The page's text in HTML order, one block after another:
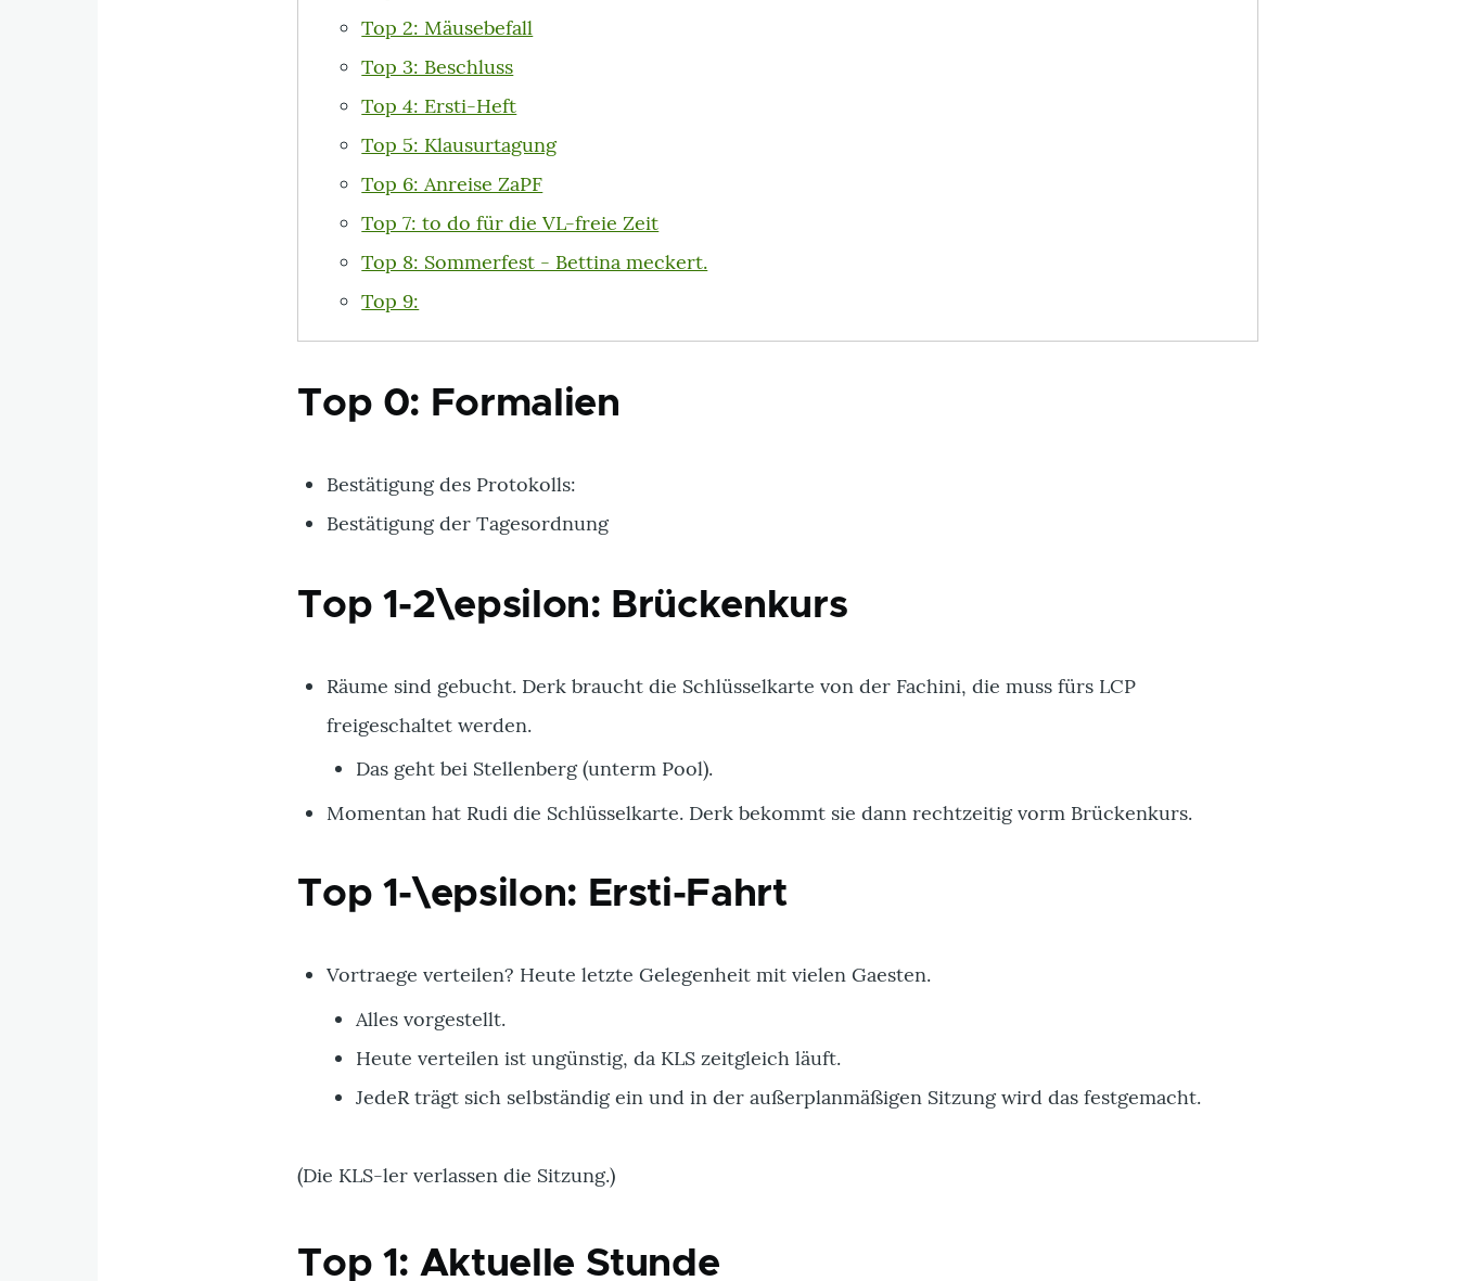
Top 2: Mäusebefall
Top 3: Beschluss
Top 4: Ersti-Heft
Top 5: Klausurtagung
Top 6: Anreise ZaPF
Top 7: to do für die VL-freie Zeit
Top 8: Sommerfest - Bettina meckert.
Top 9:
Top 0: Formalien
Bestätigung des Protokolls:
Bestätigung der Tagesordnung
Top 1-2\epsilon: Brückenkurs
Räume sind gebucht. Derk braucht die Schlüsselkarte von der Fachini, die muss fürs LCP
freigeschaltet werden.
Das geht bei Stellenberg (unterm Pool).
Momentan hat Rudi die Schlüsselkarte. Derk bekommt sie dann rechtzeitig vorm Brückenkurs.
Top 1-\epsilon: Ersti-Fahrt
Vortraege verteilen? Heute letzte Gelegenheit mit vielen Gaesten.
Alles vorgestellt.
Heute verteilen ist ungünstig, da KLS zeitgleich läuft.
JedeR trägt sich selbständig ein und in der außerplanmäßigen Sitzung wird das festgemacht.
(Die KLS-ler verlassen die Sitzung.)
Top 1: Aktuelle Stunde